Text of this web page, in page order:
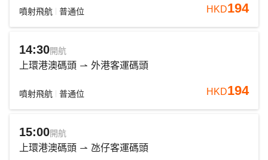
噴射飛航 普通位 HKD194
14:30開航
上環港澳碼頭 外港客運碼頭
噴射飛航 普通位 HKD194
15:00開航
上環港澳碼頭 氹仔客運碼頭